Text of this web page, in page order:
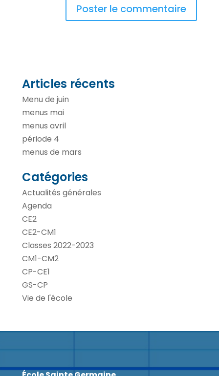
Articles récents
Menu de juin
menus mai
menus avril
période 4
menus de mars
Catégories
Actualités générales
Agenda
CE2
CE2-CM1
Classes 2022-2023
CM1-CM2
CP-CE1
GS-CP
Vie de l'école